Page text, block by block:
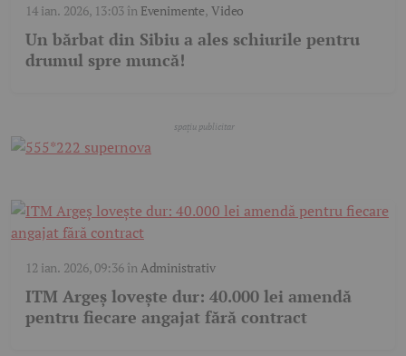
14 ian. 2026, 13:03în Evenimente,Video
Un bărbat din Sibiu a ales schiurile pentru
drumul spre muncă!
12 ian. 2026, 09:36înAdministrativ
ITM Argeș lovește dur: 40.000 lei amendă
pentru fiecare angajat fără contract